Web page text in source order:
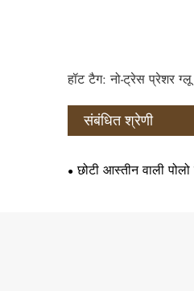
हॉट टैग: नो-ट्रेस प्रेशर ग्लू
संबंधित श्रेणी
छोटी आस्तीन वाली पोलो